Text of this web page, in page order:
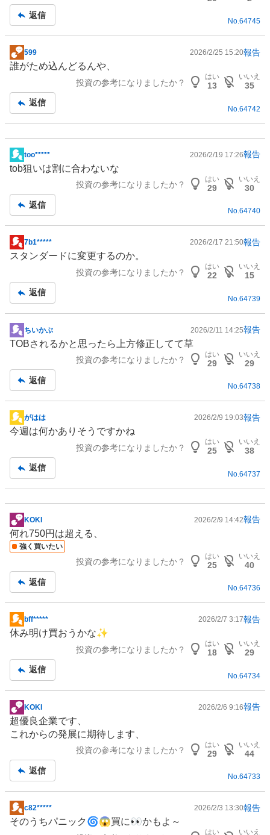
返信
No.64745
掲
示
事
599 2026/2/25 15:20報告
誰がため込んどるんや、
投資の参考になりましたか？
はい
13
いいえ
35
返信
No. 64742
掲
示
事
too***** 2026/2/19 17:26報告
tob狙いは割に合わないな
投資の参考になりましたか？
はい
29
いいえ
30
返信
No.64740
掲
示
事
7b1***** 2026/2/17 21:50報告
スタンダードに変更するのか。
投資の参考になりましたか？
はい
22
いいえ
15
返信
No. 64739
掲
示
事
ちいかぶ 2026/2/11 14:25報告
TOBされるかと思ったら上方修正してて草
投資の参考になりましたか？
はい
29
いいえ
29
返信
No.64738
掲
示
事
がはは 2026/2/9 19:03報告
今週は何かありそうですかね
投資の参考になりましたか？
はい
25
いいえ
38
返信
No. 64737
掲
示
板
KOKI 2026/2/9 14:42報告
何れ750円は超える、
強く買いたい
投資の参考になりましたか？
はい
25
いいえ
40
返信
No.64736
掲
示
事
bff***** 2026/2/7 3:17報告
休み明け買おうかな✨
投資の参考になりましたか？
はい
18
いいえ
29
返信
No. 64734
掲
示
板
KOKI 2026/2/6 9:16報告
超優良企業です、
これからの発展に期待します、
投資の参考になりましたか？
はい
29
いいえ
44
返信
No.64733
掲
示
c82***** 2026/2/3 13:30報告
そのうちパニック🌀😱買に👀かもよ～
はい いいえ